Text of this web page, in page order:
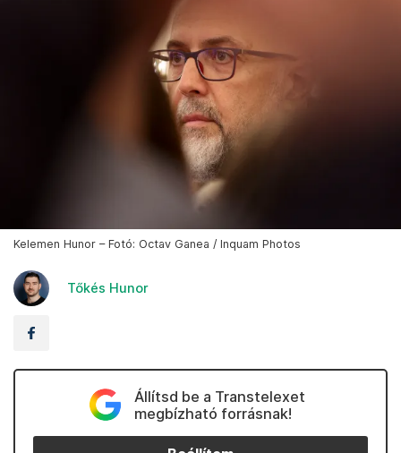
Kelemen Hunor – Fotó: Octav Ganea / Inquam Photos
Tőkés Hunor
Állítsd be a Transtelexet
megbízható forrásnak!